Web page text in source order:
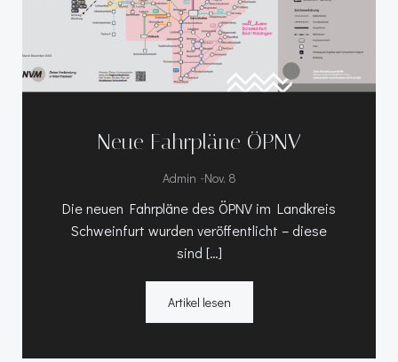
Neue Fahrpläne ÖPNV
Admin -Nov. 8
Die neuen Fahrpläne des ÖPNV im Landkreis
Schweinfurt wurden veröffentlicht – diese
sind […]
Artikel lesen